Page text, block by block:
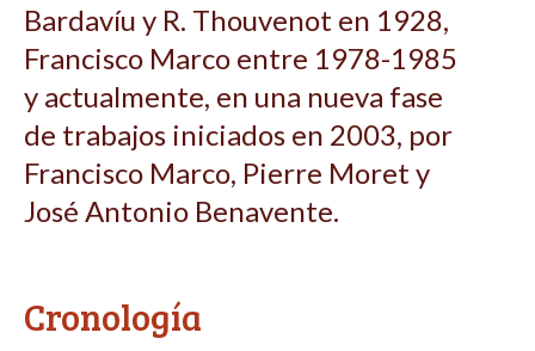
Bardavíu y R. Thouvenot en 1928,
Francisco Marco entre 1978-1985
y actualmente, en una nueva fase
de trabajos iniciados en 2003, por
Francisco Marco, Pierre Moret y
José Antonio Benavente.
Cronología